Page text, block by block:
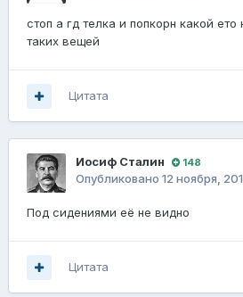
стоп а гд телка и попкорн какой ето
таких вещей
Цитата
Иосиф Сталин 148
Опубликовано 12 ноября,
Под сидениями её не видно
Цитата